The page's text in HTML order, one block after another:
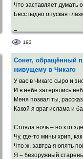
Я чёрный ненавижу и –
В твой грех блестящий
Ведь он страдал, а я...я
И восхищение тобой в
Что заставляет думать
Бесстыдно опуская
Где центр мира, где из
Необъяснимо-
Так Бог когда-то кисти
Нарисовал изгиб высоких
И смотрит, как
193
Сонет, обращённый
живущему в Чикаго
У вас в Чикаго сыро и
И в небе затерялись
Меня позвал ты,
Какой я враг ислама и
Стояла ночь – но кто
Чу, где-то мины хрип,
Что ж, завтра я опять
Я – безоружный